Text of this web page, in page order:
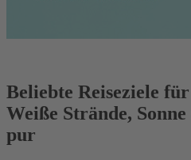
Beliebte Reiseziele
Weiße Strände,
pur